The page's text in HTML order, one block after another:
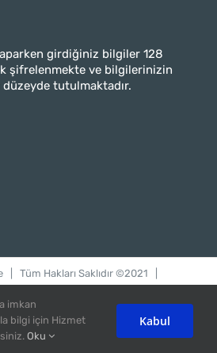
girdiğiniz bilgiler 128
şifrelenmekte ve bilgilerinizin
tutulmaktadır.
| Tüm Hakları Saklıdır ©2021 |
InstagramTwitterFacebook
imkan
bilgi için Hizmet
Oku
Kabul